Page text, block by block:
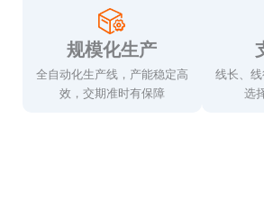
规模化生产
全自动化生产线，产能稳定高
效，交期准时有保障
线长、
选